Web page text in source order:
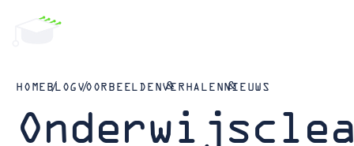
HOMEBLOGVOORBEELDENVERHALENNIEUWS